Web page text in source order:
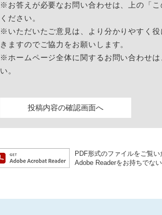
※お答えが必要なお問い合わせは、上の「
ください。
※いただいたご意見は、より分かりやすく
きますのでご協力をお願いします。
※ホームページ全体に関するお問い合わせは
い。
PDF形式のファイルをご覧
Adobe Readerをお持ちでな